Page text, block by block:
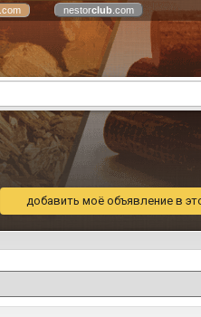
.com nestorclub .com
добавить моё объявление в